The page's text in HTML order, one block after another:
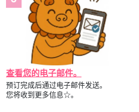
查看您的电子邮件。
预订完成后通过电子邮件发送。
您将收到更多信息☆。